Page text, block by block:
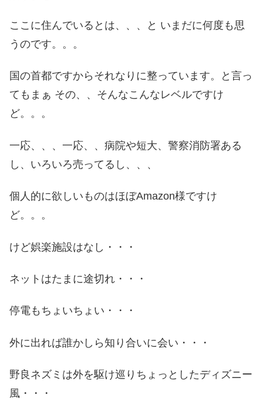
ここに住んでいるとは、、、と いまだに何度も思
うのです。。。
国の首都ですからそれなりに整っています。と言っ
てもまぁ その、、そんなこんなレベルですけ
ど。。。
一応、、、一応、、病院や短大、警察消防署ある
し、いろいろ売ってるし、、、
個人的に欲しいものはほぼAmazon様ですけ
ど。。。
けど娯楽施設はなし・・・
ネットはたまに途切れ・・・
停電もちょいちょい・・・
外に出れば誰かしら知り合いに会い・・・
野良ネズミは外を駆け巡りちょっとしたディズニー
風・・・